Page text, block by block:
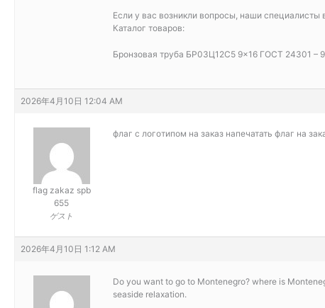
Если у вас возникли вопросы, наши специалисты
Каталог товаров:
Бронзовая труба БР03Ц12С5 9×16 ГОСТ 24301 –
2026年4月10日 12:04 AM
flag zakaz spb
655
ゲスト
флаг с логотипом на заказ напечатать флаг на
2026年4月10日 1:12 AM
Do you want to go to Montenegro? where is
seaside relaxation.